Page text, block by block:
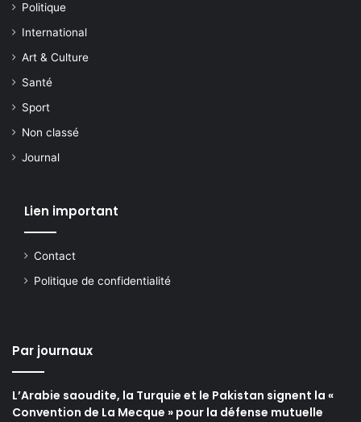
Politique
International
Art & Culture
Santé
Sport
Non classé
Journal
Lien important
Contact
Politique de confidentialité
Par journaux
L’Arabie saoudite, la Turquie et le Pakistan signent la «
Convention de La Mecque » pour la défense mutuelle